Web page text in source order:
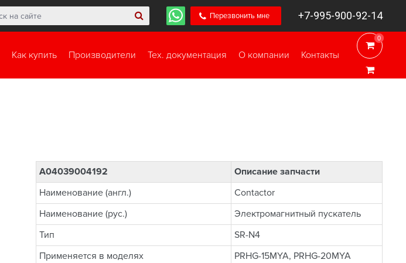
Перезвонить мне +7-995-900-92-14
0
0
Как купить Производители Тех. документация О компании Контакты
A04039004192
Описание запчасти
Наименование (англ.)
Contactor
Наименование (рус.)
Электромагнитный пускатель
Тип
SR-N4
Применяется в моделях
PRHG-15MYA, PRHG-20MYA